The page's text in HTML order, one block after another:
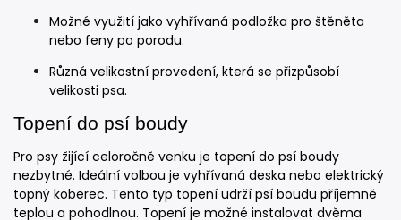
Možné využití jako vyhřívaná podložka pro štěněta
nebo feny po porodu.
Různá velikostní provedení, která se přizpůsobí
velikosti psa.
Topení do psí boudy
Pro psy žijící celoročně venku je topení do psí boudy
nezbytné. Ideální volbou je vyhřívaná deska nebo elektrický
topný koberec. Tento typ topení udrží psí boudu příjemně
teplou a pohodlnou. Topení je možné instalovat dvěma